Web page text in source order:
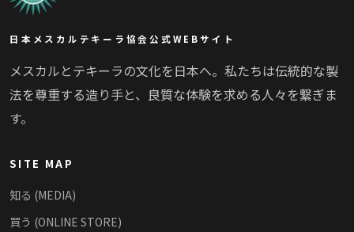
日本メスカルテキーラ協会公式WEBサイト
メスカルとテキーラの文化を日本へ。私たちは伝統的な製
法を尊重する造り手と、良質な体験を求める人々を繋ぎま
す。
SITE MAP
知る (MEDIA)
買う (ONLINE STORE)